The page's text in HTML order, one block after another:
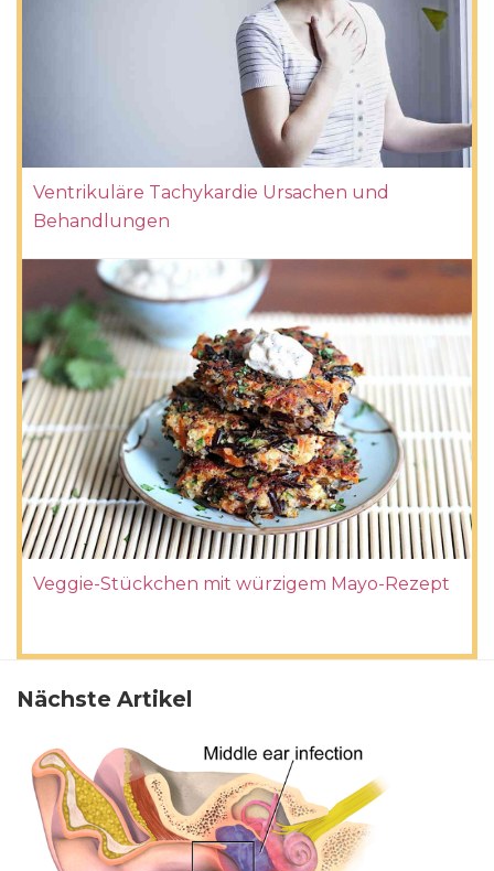
Ventrikuläre Tachykardie Ursachen und
Behandlungen
Veggie-Stückchen mit würzigem Mayo-Rezept
Nächste Artikel